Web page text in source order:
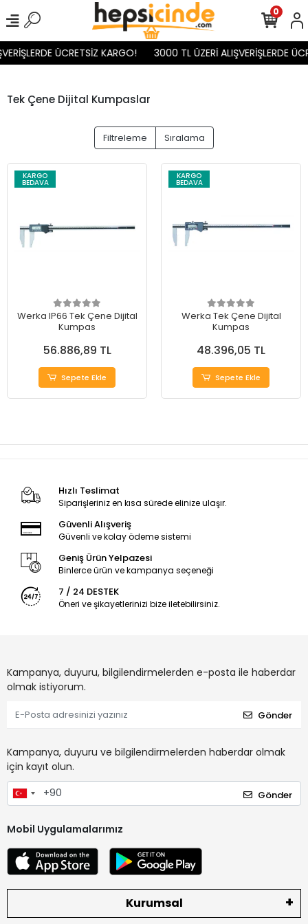
ÜCRETSİZ KARGO! 3000 TL ÜZERİ ALIŞVERİŞLERDE
0
Tek Çene Dijital Kumpaslar
Filtreleme Sıralama
KARGO
BEDAVA
Werka IP66 Tek Çene Dijital
Kumpas
56.886,89 TL
Sepete Ekle
KARGO
BEDAVA
Werka Tek Çene Dijital
Kumpas
48.396,05 TL
Sepete Ekle
Hızlı Teslimat
Siparişleriniz en kısa sürede elinize ulaşır.
Güvenli Alışveriş
Güvenli ve kolay ödeme sistemi
Geniş Ürün Yelpazesi
Binlerce ürün ve kampanya seçeneği
7 / 24 DESTEK
Öneri ve şikayetlerinizi bize iletebilirsiniz.
Kampanya, duyuru, bilgilendirmelerden e-posta ile haberdar
olmak istiyorum.
Gönder
Kampanya, duyuru ve bilgilendirmelerden haberdar olmak
için kayıt olun.
Gönder
Mobil Uygulamalarımız
Kurumsal